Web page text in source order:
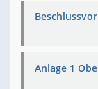
Anlage 1